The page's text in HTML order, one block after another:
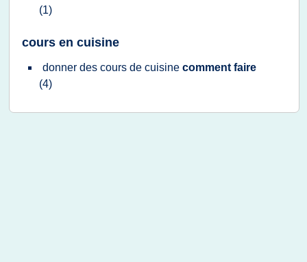
(1)
cours en cuisine
donner des cours de cuisine comment faire
(4)